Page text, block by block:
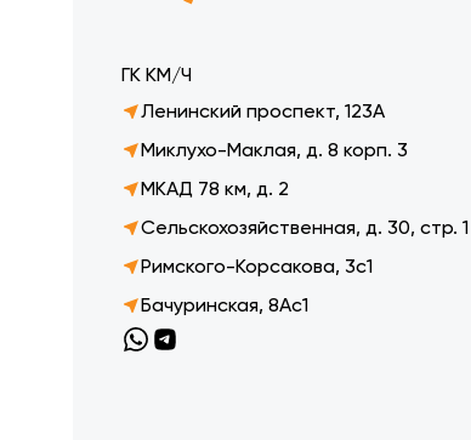
ГК КМ/Ч
Ленинский проспект, 123А
Миклухо-Маклая, д. 8 корп. 3
МКАД 78 км, д. 2
Сельскохозяйственная, д. 30, стр. 1
Римского-Корсакова, 3с1
Бачуринская, 8Ас1